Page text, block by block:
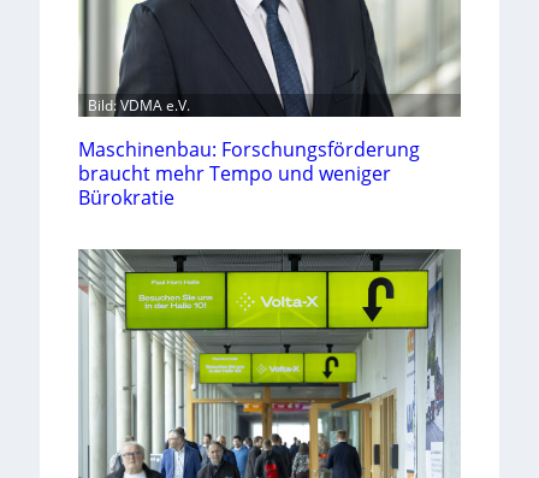
Bild: VDMA e.V.
Maschinenbau: Forschungsförderung
braucht mehr Tempo und weniger
Bürokratie